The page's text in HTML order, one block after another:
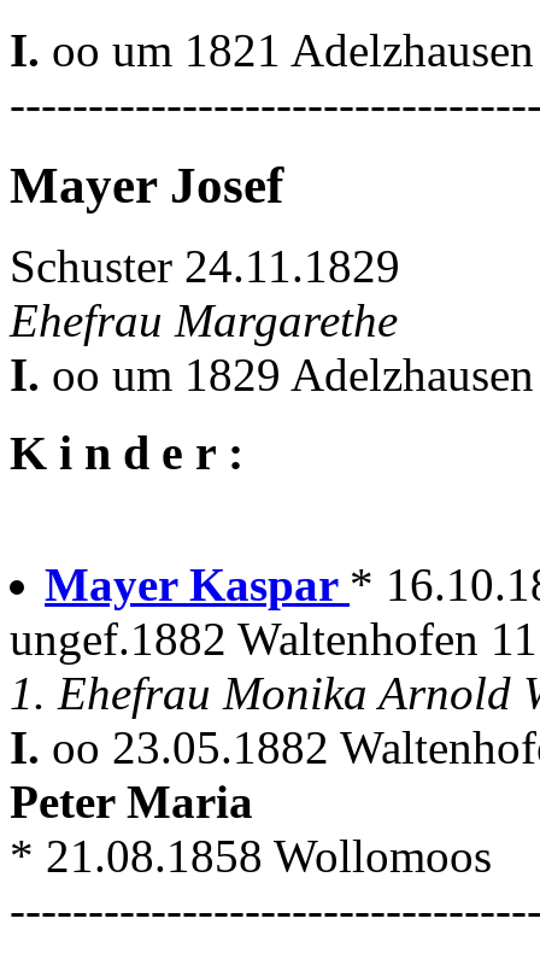
I. oo um 1821 Adelzhausen
Mayer Josef
Schuster 24.11.1829
Ehefrau Margarethe
I. oo um 1829 Adelzhausen
K i n d e r :
Mayer Kaspar *
ungef.1882 Waltenhofen
1. Ehefrau Monika Arnold
I. oo 23.05.1882
Peter Maria
* 21.08.1858 Wollomoos